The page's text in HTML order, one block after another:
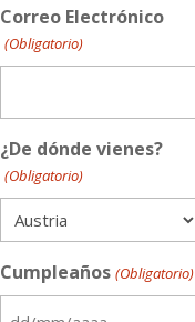
Correo Electrónico
(Obligatorio)
¿De dónde vienes?
(Obligatorio)
Cumpleaños (Obligatorio)